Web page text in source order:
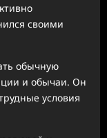
своими
обычную
и обычаи. Он
условия